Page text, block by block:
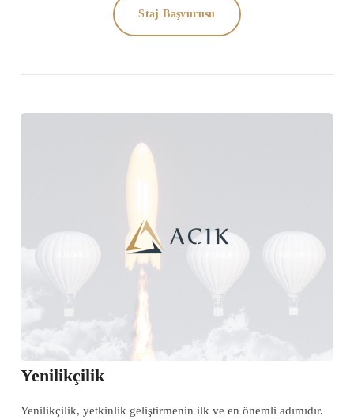
Staj Başvurusu
Yenilikçilik
Yenilikçilik, yetkinlik geliştirmenin ilk ve en önemli adımıdır.